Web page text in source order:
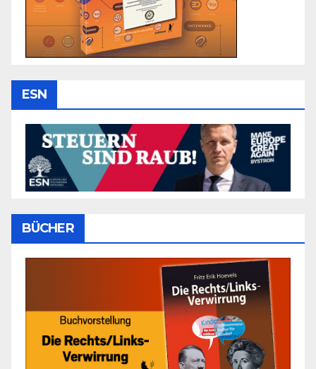
ESN
BÜCHER